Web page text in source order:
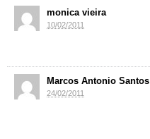
monica vieira
10/02/2011
Marcos Antonio Santos
24/02/2011